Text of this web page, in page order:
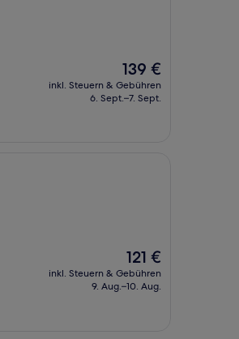
Der
Preis
beträgt
139 €
inkl. Steuern & Gebühren
6. Sept.–7. Sept.
Der
Preis
beträgt
121 €
inkl. Steuern & Gebühren
9. Aug.–10. Aug.